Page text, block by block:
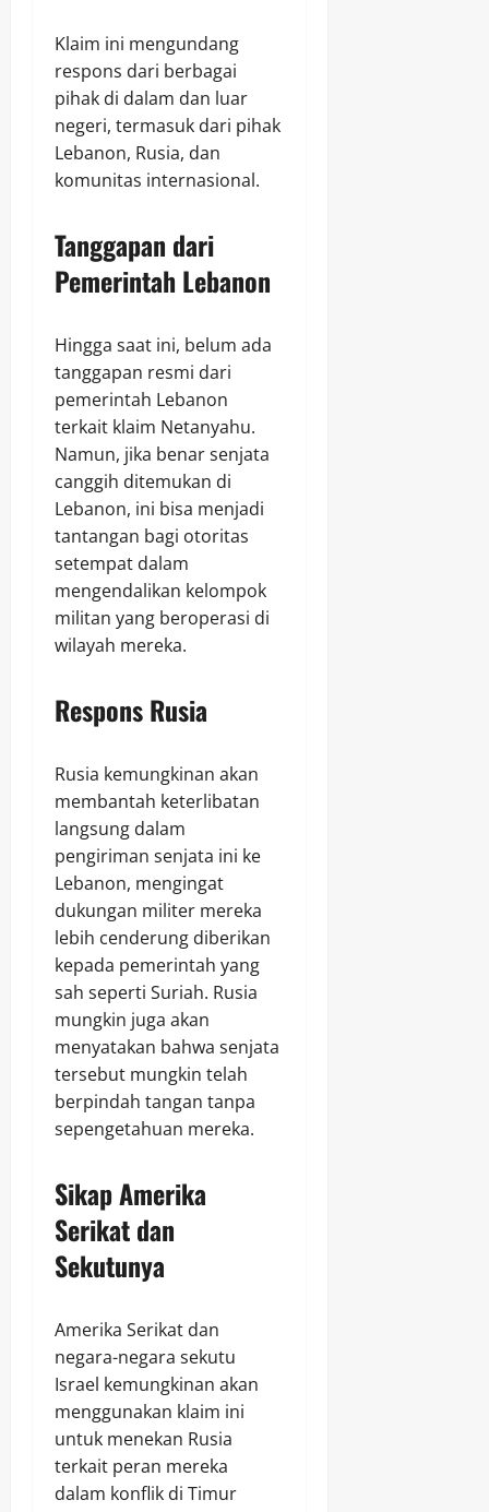
Klaim ini mengundang
respons dari berbagai
pihak di dalam dan luar
negeri, termasuk dari pihak
Lebanon, Rusia, dan
komunitas internasional.
Tanggapan dari
Pemerintah Lebanon
Hingga saat ini, belum ada
tanggapan resmi dari
pemerintah Lebanon
terkait klaim Netanyahu.
Namun, jika benar senjata
canggih ditemukan di
Lebanon, ini bisa menjadi
tantangan bagi otoritas
setempat dalam
mengendalikan kelompok
militan yang beroperasi di
wilayah mereka.
Respons Rusia
Rusia kemungkinan akan
membantah keterlibatan
langsung dalam
pengiriman senjata ini ke
Lebanon, mengingat
dukungan militer mereka
lebih cenderung diberikan
kepada pemerintah yang
sah seperti Suriah. Rusia
mungkin juga akan
menyatakan bahwa senjata
tersebut mungkin telah
berpindah tangan tanpa
sepengetahuan mereka.
Sikap Amerika
Serikat dan
Sekutunya
Amerika Serikat dan
negara-negara sekutu
Israel kemungkinan akan
menggunakan klaim ini
untuk menekan Rusia
terkait peran mereka
dalam konflik di Timur